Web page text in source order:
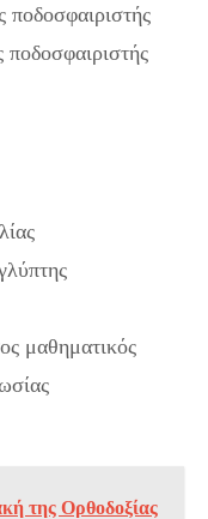
μαθηματικός
της Ορθοδοξίας